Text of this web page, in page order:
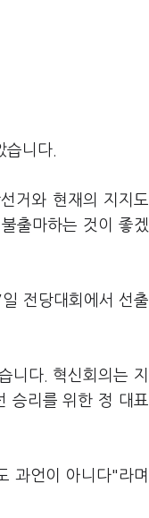
니다.
거와 현재의 지지도
출마하는 것이 좋겠
전당대회에서 선출
니다. 혁신회의는 지
승리를 위한 정 대표
과언이 아니다"라며